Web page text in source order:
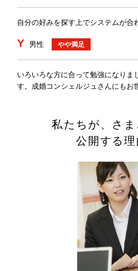
自分の好みを探す上でシステムが合
Y 男性 やや満足
いろいろな方に合って勉強になりま
す。成婚コンシェルジュさんにもお
私たちが、さ
公開する